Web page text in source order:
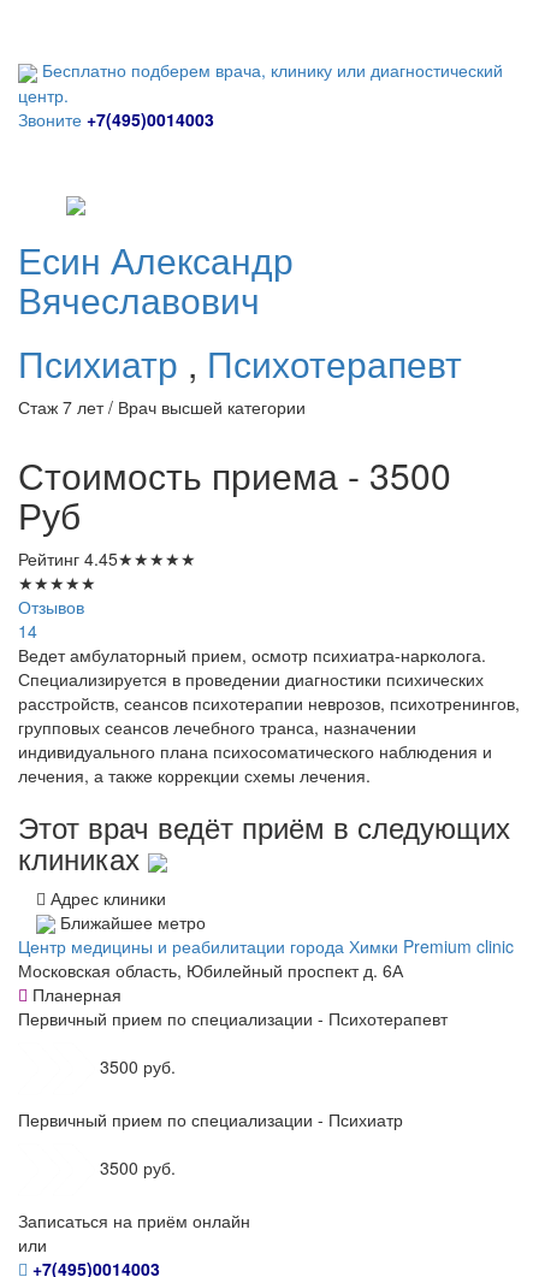
Бесплатно подберем врача, клинику или диагностический
центр.
Звоните +7(495)0014003
Есин Александр
Вячеславович
Психиатр , Психотерапевт
Стаж 7 лет / Врач высшей категории
Стоимость приема - 3500
Руб
Рейтинг 4.45★★★★★
★★★★★
Отзывов
14
Ведет амбулаторный прием, осмотр психиатра-нарколога.
Специализируется в проведении диагностики психических
расстройств, сеансов психотерапии неврозов, психотренингов,
групповых сеансов лечебного транса, назначении
индивидуального плана психосоматического наблюдения и
лечения, а также коррекции схемы лечения.
Этот врач ведёт приём в следующих
клиниках
Адрес клиники
Ближайшее метро
Центр медицины и реабилитации города Химки Premium clinic
Московская область, Юбилейный проспект д. 6А
Планерная
Первичный прием по специализации - Психотерапевт
3500 руб.
Первичный прием по специализации - Психиатр
3500 руб.
Записаться на приём онлайн
или
+7(495)0014003